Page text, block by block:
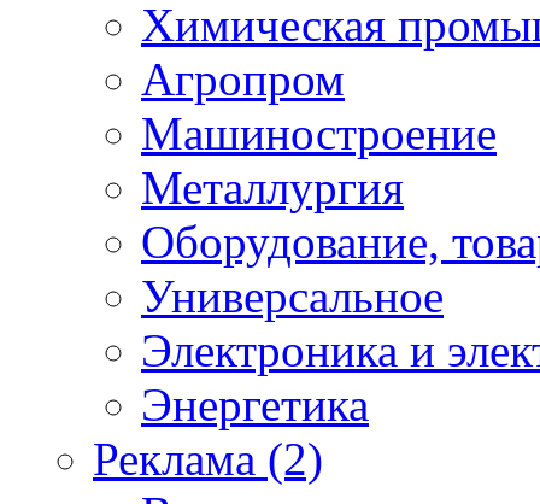
Химическая
Агропром
Машиностроение
Металлургия
Оборудование,
Универсальное
Электроника и
Энергетика
Реклама (2)